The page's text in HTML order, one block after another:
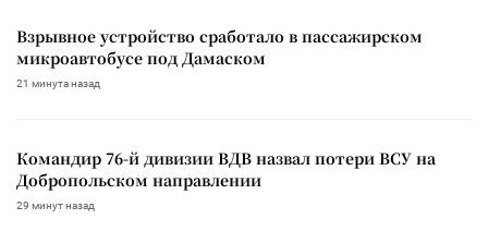
Взрывное устройство сработало в пассажирском
микроавтобусе под Дамаском
21 минута назад
Командир 76-й дивизии ВДВ назвал потери ВСУ на
Добропольском направлении
29 минут назад